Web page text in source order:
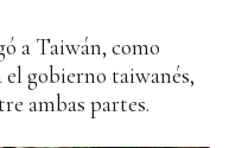
a Taiwán, como
el gobierno taiwanés,
ambas partes.